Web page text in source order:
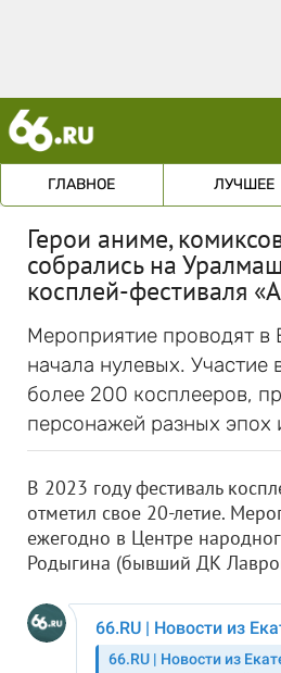
ГЛАВНОЕ ЛУЧШЕЕ
Герои аниме,
собрались на
косплей-фестиваля
Мероприятие проводят в
начала нулевых. Участие
более 200 косплееров,
персонажей разных эпох
В 2023 году фестиваль
отметил свое 20-летие.
ежегодно в Центре
Родыгина (бывший ДК